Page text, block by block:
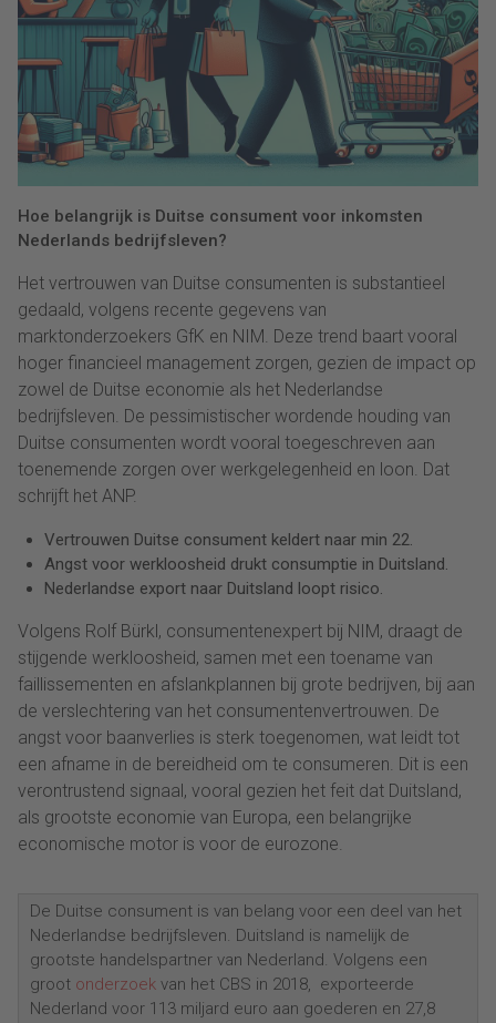
Hoe belangrijk is Duitse consument voor inkomsten
Nederlands bedrijfsleven?
Het vertrouwen van Duitse consumenten is substantieel
gedaald, volgens recente gegevens van
marktonderzoekers GfK en NIM. Deze trend baart vooral
hoger financieel management zorgen, gezien de impact op
zowel de Duitse economie als het Nederlandse
bedrijfsleven. De pessimistischer wordende houding van
Duitse consumenten wordt vooral toegeschreven aan
toenemende zorgen over werkgelegenheid en loon. Dat
schrijft het ANP.
Vertrouwen Duitse consument keldert naar min 22.
Angst voor werkloosheid drukt consumptie in Duitsland.
Nederlandse export naar Duitsland loopt risico.
Volgens Rolf Bürkl, consumentenexpert bij NIM, draagt de
stijgende werkloosheid, samen met een toename van
faillissementen en afslankplannen bij grote bedrijven, bij aan
de verslechtering van het consumentenvertrouwen. De
angst voor baanverlies is sterk toegenomen, wat leidt tot
een afname in de bereidheid om te consumeren. Dit is een
verontrustend signaal, vooral gezien het feit dat Duitsland,
als grootste economie van Europa, een belangrijke
economische motor is voor de eurozone.
De Duitse consument is van belang voor een deel van het
Nederlandse bedrijfsleven. Duitsland is namelijk de
grootste handelspartner van Nederland. Volgens een
groot onderzoek van het CBS in 2018, exporteerde
Nederland voor 113 miljard euro aan goederen en 27,8